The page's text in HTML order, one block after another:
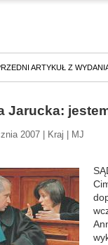
ARTYKUŁ Z
Jarucka:
2007 | Kraj | MJ